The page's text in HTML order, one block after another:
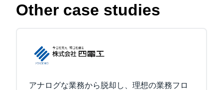
Other case studies
アナログな業務から脱却し、理想の業務フロ